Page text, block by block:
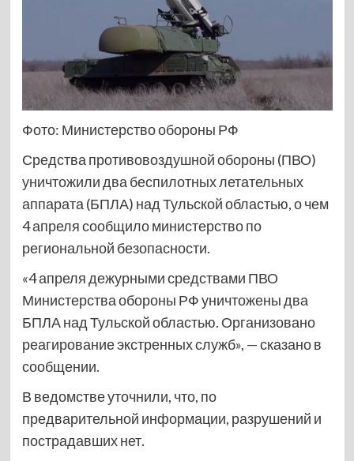
Фото: Министерство обороны РФ
Средства противовоздушной обороны (ПВО)
уничтожили два беспилотных летательных
аппарата (БПЛА) над Тульской областью, о чем
4 апреля сообщило министерство по
региональной безопасности.
«4 апреля дежурными средствами ПВО
Министерства обороны РФ уничтожены два
БПЛА над Тульской областью. Организовано
реагирование экстренных служб», — сказано в
сообщении.
В ведомстве уточнили, что, по
предварительной информации, разрушений и
пострадавших нет.